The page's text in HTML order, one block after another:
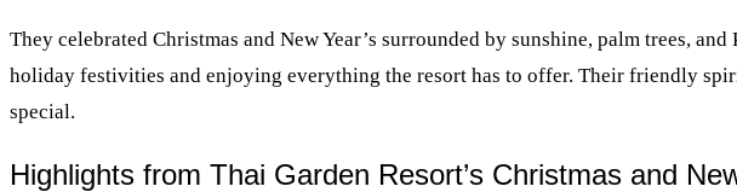
They celebrated Christmas and New Year’s surrounded by sunshine, palm trees,
holiday festivities and enjoying everything the resort has to offer. Their friendly
special.
Highlights from Thai Garden Resort’s Christmas and